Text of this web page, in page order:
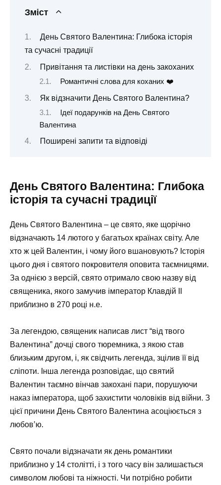
Зміст
День Святого Валентина: Глибока історія
та сучасні традиції
Привітання та листівки на день закоханих
Романтичні слова для коханих ❤️
Як відзначити День Святого Валентина?
Ідеї подарунків на День Святого
Валентина
Поширені запити та відповіді
День Святого Валентина: Глибока
історія та сучасні традиції
День Святого Валентина – це свято, яке щорічно
відзначають 14 лютого у багатьох країнах світу. Але
хто ж цей Валентин, і чому його вшановують? Історія
цього дня і святого покровителя оповита таємницями.
За однією з версій, свято отримало свою назву від
священика, якого замучив імператор Клавдій ІІ
приблизно в 270 році н.е.
За легендою, священик написав лист “від твого
Валентина” дочці свого тюремника, з якою став
близьким другом, і, як свідчить легенда, зцілив її від
сліпоти. Інша легенда розповідає, що святий
Валентин таємно вінчав закохані пари, порушуючи
наказ імператора, щоб захистити чоловіків від війни. З
цієї причини День Святого Валентина асоціюється з
любов’ю.
Свято почали відзначати як день романтики
приблизно у 14 столітті, і з того часу він залишається
символом любові та ніжності. Чи потрібно робити